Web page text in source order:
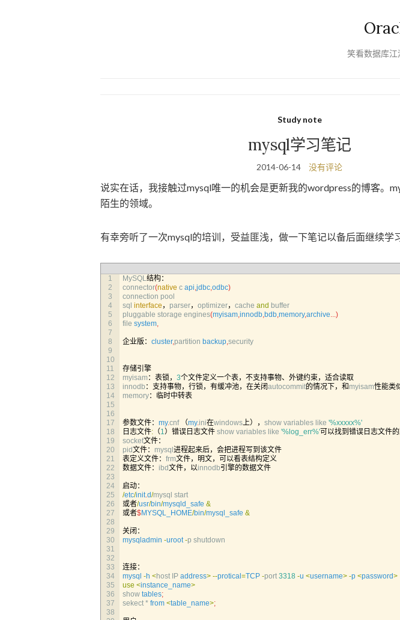
笑看数据库
Study note
mysql学习笔记
2014-06-14 没有评论
说实在话，我接触过mysql唯一的机会是更新我的wordpress的博客。
陌生的领域。
有幸旁听了一次mysql的培训，受益匪浅，做一下笔记以备后面继续学
1
2
3
4
5
6
7
8
9
10
11
12
13
14
15
16
17
18
19
20
21
22
23
24
25
26
27
28
29
30
31
32
33
34
35
36
37
38
MySQL结构：
connector(native c api,jdbc,odbc)
connection pool
sql interface ， parser， optimizer， cache and buffer
pluggable storage engines(myisam,innodb,bdb,memory,archive...)
file system,
企业版： cluster,partition backup,security
存储引擎
myisam：表锁， 3个文件定义一个表，不支持事物、外键约束，适合读取
innodb ：支持事物，行锁，有缓冲池，在关闭autocommit的情况下，和 myisam性能类
memory：临时中转表
参数文件： my.cnf （my.ini在windows上）， show variables like '%xxxxx%'
日志文件: （1）错误日志文件 show variables like '%log_err%'可以找到错误日志文件
socket文件：
pid文件： mysql 进程起来后，会把进程写到该文件
表定义文件： frm文件，明文，可以看表结构定义
数据文件： ibd文件，以innodb引擎的数据文件
启动：
/etc/init.d/mysql start
或者/usr/bin/mysqld_safe &
或者$MYSQL_HOME/bin/mysql_safe &
关闭：
mysqladmin -uroot -p shutdown
连接：
mysql -h <host IP address> --protical =TCP -port 3318 -u <username> -p <password>
use <instance_name>
show tables;
sekect * from <table_name>;